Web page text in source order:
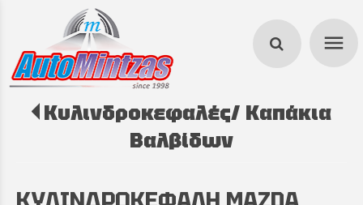
menu
search
Κυλινδροκεφαλές/ Καπάκια
Βαλβίδων